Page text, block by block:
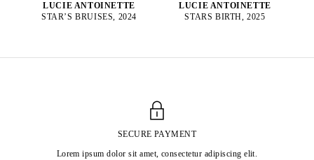
LUCIE ANTOINETTE
STAR’S BRUISES, 2024
LUCIE ANTOINETTE
STARS BIRTH, 2025
SECURE PAYMENT
Lorem ipsum dolor sit amet, consectetur adipiscing elit.